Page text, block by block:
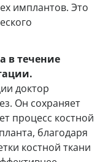
имплантов. Это
в течение
доктор
Он сохраняет
процесс костной
благодаря
костной ткани